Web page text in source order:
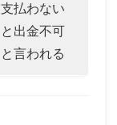
支払わない
と出金不可
と言われる